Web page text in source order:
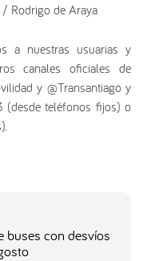
/ Rodrigo de Araya
a nuestras usuarias y
canales oficiales de
y @Transantiago y
teléfonos fijos) o
buses con desvíos